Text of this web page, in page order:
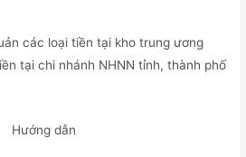
các loại tiền tại kho trung ương
tại chi nhánh NHNN tỉnh, thành phố
Hướng dẫn